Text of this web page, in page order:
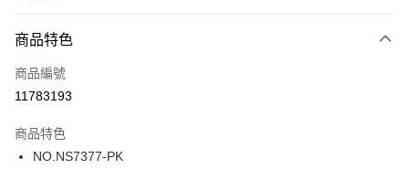
LINE Pay
街口支付
運送方式
商品特色
商品編號
11783193
商品特色
NO.NS7377-PK